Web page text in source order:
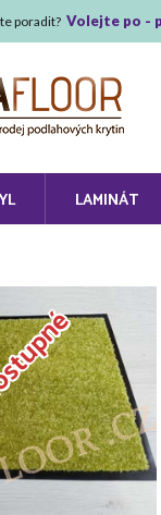
poradit? Volejte po -
LAMINÁT